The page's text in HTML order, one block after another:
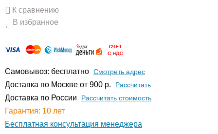
К сравнению
В избранное
Самовывоз: бесплатно Смотреть адрес
Доставка по Москве от 900 р. Расcчитать
Доставка по России Рассчитать стоимость
Гарантия: 10 лет
Бесплатная консультация менеджера